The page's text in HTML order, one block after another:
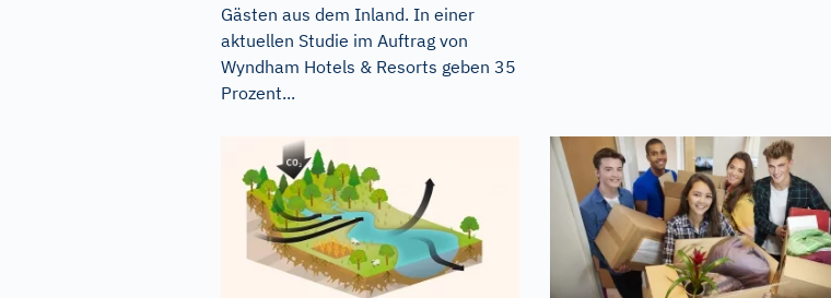
Gästen aus dem Inland. In einer
aktuellen Studie im Auftrag von
Wyndham Hotels & Resorts geben 35
Prozent...